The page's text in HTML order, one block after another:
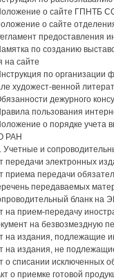
о сайте ГПНТБ
о сайте
по созданию
на сайте
по
художест-венной
дежурного
пользования
о порядке учета
РАН
Учетные и
передачи электронных
приема передачи
передаваемых
бланк на
на прием-передачу
на безвозмездную
на издания, подлежащие
на издания, не
о списании исключенных
о приемке готовой